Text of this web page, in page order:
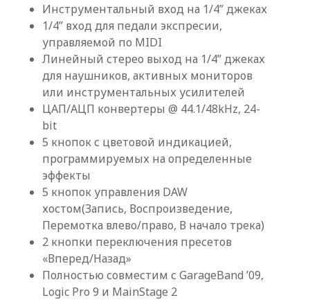
Инструментальный вход на 1/4” джеках
1/4” вход для педали экспресии,
управляемой по MIDI
Линейный стерео выход на 1/4” джеках
для наушников, активных мониторов
или инструментальных усилителей
ЦАП/АЦП конвертеры @ 44.1/48kHz, 24-
bit
5 кнопок с цветовой индикацией,
программируемых на определенные
эффекты
5 кнопок управления DAW
хостом(Запись, Воспроизведение,
Перемотка влево/право, В начало трека)
2 кнопки переключения пресетов
«Вперед/Назад»
Полностью совместим с GarageBand ’09,
Logic Pro 9 и MainStage 2